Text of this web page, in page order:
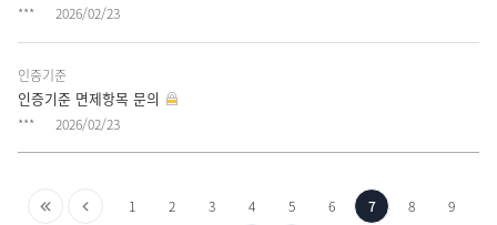
*** 2026/02/23
인증기준
인증기준 면제항목 문의
*** 2026/02/23
게
처
이
1 2 3 4 5 6
(현
7 8
9